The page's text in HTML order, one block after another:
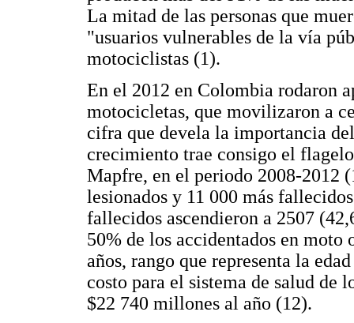
La mitad de las personas que
"usuarios vulnerables de la vía
motociclistas (1).
En el 2012 en Colombia rodaron
motocicletas, que movilizaron a
cifra que devela la importancia
crecimiento trae consigo el
Mapfre, en el periodo 2008-2012
lesionados y 11 000 más
fallecidos ascendieron a 2507
50% de los accidentados en
años, rango que representa la
costo para el sistema de salud de
$22 740 millones al año (12).